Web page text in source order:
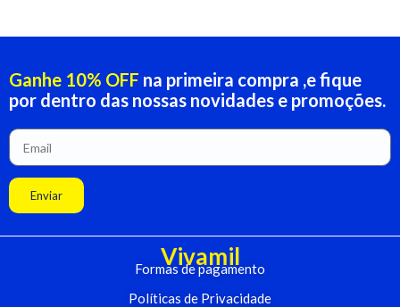
Ganhe 10% OFF na primeira compra ,e fique
por dentro das nossas novidades e promoções.
Enviar
Vivamil
Formas de pagamento
Políticas de Privacidade